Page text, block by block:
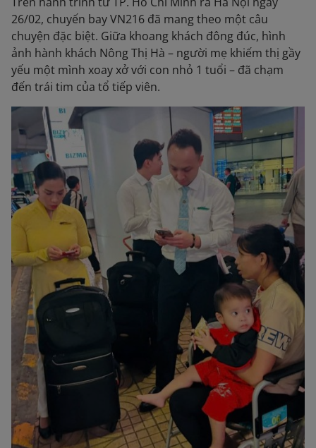
26/02, chuyến bay VN216 đã mang theo một câu
chuyện đặc biệt. Giữa khoang khách đông đúc, hình
ảnh hành khách Nông Thị Hà – người mẹ khiếm thị gầy
yếu một mình xoay xở với con nhỏ 1 tuổi – đã chạm
đến trái tim của tổ tiếp viên.